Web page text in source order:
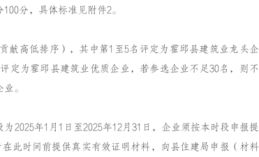
分，具体标准见附件2。
献高低排序），其中第1至5名评定为霍邱县建筑业龙头企
定为霍邱县建筑业优质企业，若参选企业不足30名，则不
。
2025年1月1日至2025年12月31日，企业须按本时段申报提
此时间前提供真实有效证明材料，向县住建局申报（材料